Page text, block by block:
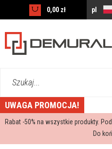
0,00 zł pl
Szukaj...
UWAGA PROMOCJA!
Rabat -50% na wszystkie produkty.
Do